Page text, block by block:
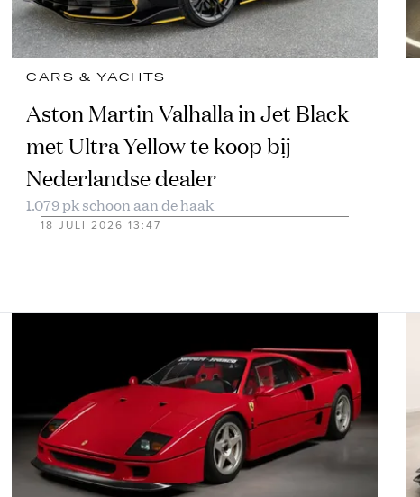
CARS & YACHTS
Aston Martin Valhalla in Jet Black
met Ultra Yellow te koop bij
Nederlandse dealer
1.079 pk schoon aan de haak
18 JULI 2026 13:47